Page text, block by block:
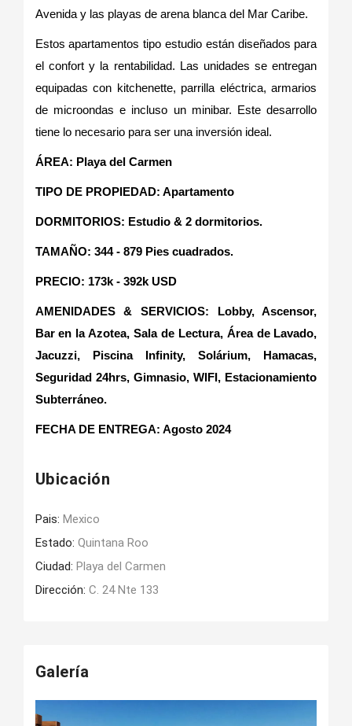
Avenida y las playas de arena blanca del Mar Caribe.
Estos apartamentos tipo estudio están diseñados para
el confort y la rentabilidad. Las unidades se entregan
equipadas con kitchenette, parrilla eléctrica, armarios
de microondas e incluso un minibar. Este desarrollo
tiene lo necesario para ser una inversión ideal.
ÁREA: Playa del Carmen
TIPO DE PROPIEDAD: Apartamento
DORMITORIOS: Estudio & 2 dormitorios.
TAMAÑO: 344 - 879 Pies cuadrados.
PRECIO: 173k - 392k USD
AMENIDADES & SERVICIOS: Lobby, Ascensor,
Bar en la Azotea, Sala de Lectura, Área de Lavado,
Jacuzzi, Piscina Infinity, Solárium, Hamacas,
Seguridad 24hrs, Gimnasio, WIFI, Estacionamiento
Subterráneo.
FECHA DE ENTREGA: Agosto 2024
Ubicación
Pais: Mexico
Estado: Quintana Roo
Ciudad: Playa del Carmen
Dirección: C. 24 Nte 133
Galería